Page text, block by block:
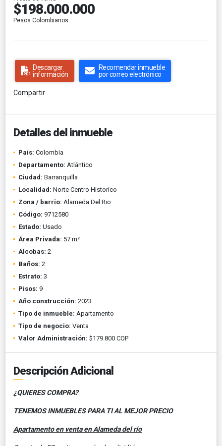
$198.000.000
Pesos Colombianos
Descargar
información
Recomendar inmueble
por correo electrónico
Compartir
Detalles del inmueble
País: Colombia
Departamento: Atlántico
Ciudad: Barranquilla
Localidad: Norte Centro Historico
Zona / barrio: Alameda Del Rio
Código: 9712580
Estado: Usado
Área Privada: 57 m²
Alcobas: 2
Baños: 2
Estrato: 3
Pisos: 9
Año construcción: 2023
Tipo de inmueble: Apartamento
Tipo de negocio: Venta
Valor Administración: $179.800 COP
Descripción Adicional
¿QUIERES COMPRA?
TENEMOS INMUEBLES PARA TI AL MEJOR PRECIO
Apartamento en venta en Alameda del río